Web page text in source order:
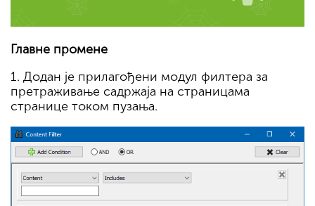
Главне промене
1. Додан је прилагођени модул филтера за
претраживање садржаја на страницама
странице током пузања.